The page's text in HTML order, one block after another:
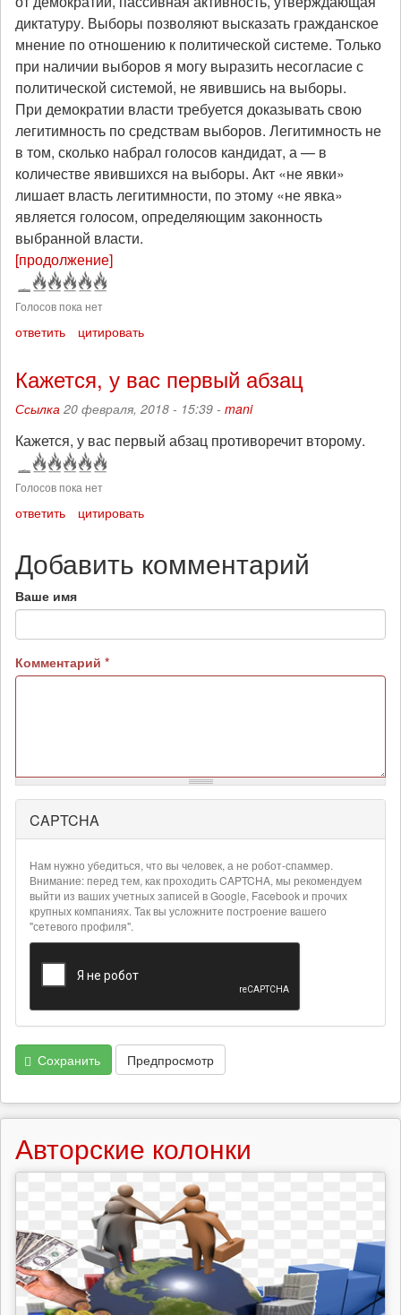
диктатуру. Выборы позволяют высказать гражданское
мнение по отношению к политической системе. Только
при наличии выборов я могу выразить несогласие с
политической системой, не явившись на выборы.
При демократии власти требуется доказывать свою
легитимность по средствам выборов. Легитимность не
в том, сколько набрал голосов кандидат, а — в
количестве явившихся на выборы. Акт «не явки»
лишает власть легитимности, по этому «не явка»
является голосом, определяющим законность
выбранной власти.
[продолжение]
Голосов пока нет
ответить цитировать
Кажется, у вас первый абзац
Ссылка 20 февраля, 2018 - 15:39 - mani
Кажется, у вас первый абзац противоречит второму.
Голосов пока нет
ответить цитировать
Добавить комментарий
Ваше имя
Комментарий *
Более
подробная
информация
текстовых
форматах
CAPTCHA
Нам нужно убедиться, что вы человек, а не робот-спаммер.
Внимание: перед тем, как проходить CAPTCHA, мы рекомендуем
выйти из ваших учетных записей в Google, Facebook и прочих
крупных компаниях. Так вы усложните построение вашего
"сетевого профиля".
Сохранить Предпросмотр
Авторские колонки